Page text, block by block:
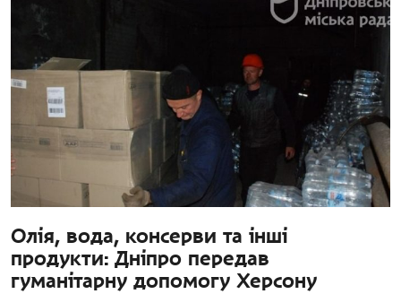
Олія, вода, консерви та інші
продукти: Дніпро передав
гуманітарну допомогу Херсону